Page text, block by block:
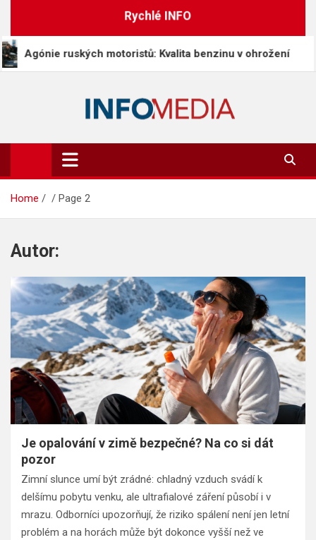
content
Rychlé INFO
motoristů: Kvalita benzinu v ohrožení
Info-Media.cz
Zprávy, media a souvislosti dneška
Home Page 2
Autor:
Je opalování v zimě bezpečné? Na co si dát
pozor
Zimní slunce umí být zrádné: chladný vzduch svádí k
delšímu pobytu venku, ale ultrafialové záření působí i v
mrazu. Odborníci upozorňují, že riziko spálení není jen letní
problém a na horách může být dokonce vyšší než ve